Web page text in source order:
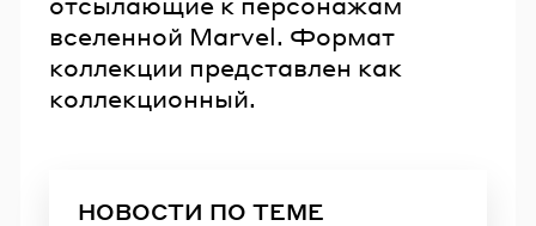
вселенной Marvel. Формат
коллекции представлен как
коллекционный.
НОВОСТИ ПО ТЕМЕ